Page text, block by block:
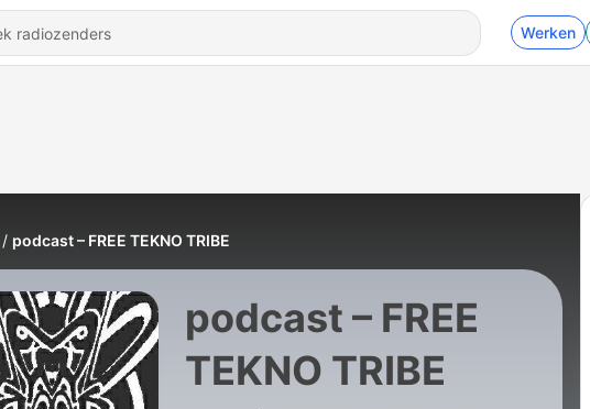
Werken
podcast – FREE TEKNO TRIBE
podcast – FREE
TEKNO TRIBE